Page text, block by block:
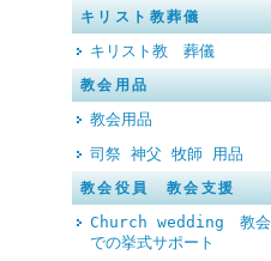
キリスト教葬儀
キリスト教 葬儀
教会用品
教会用品
司祭 神父 牧師 用品
教会役員 教会支援
Church wedding 教会
での挙式サポート